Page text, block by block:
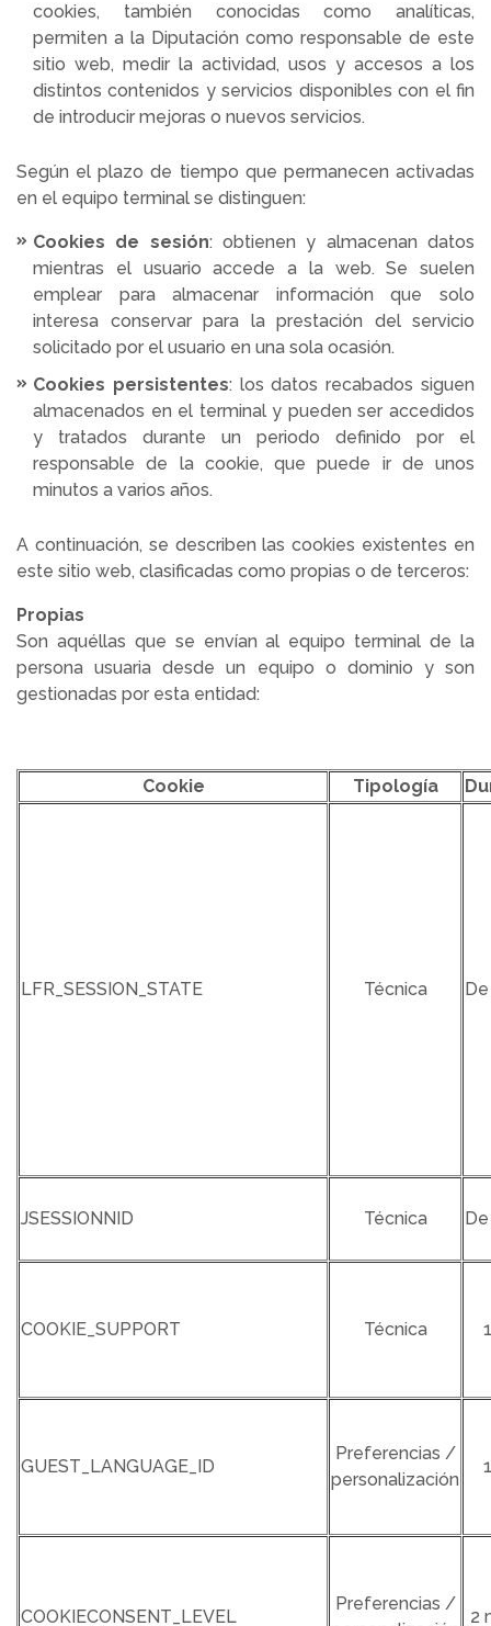
cookies, también conocidas como analíticas,
permiten a la Diputación como responsable de este
sitio web, medir la actividad, usos y accesos a los
distintos contenidos y servicios disponibles con el fin
de introducir mejoras o nuevos servicios.
Según el plazo de tiempo que permanecen activadas
en el equipo terminal se distinguen:
Cookies de sesión: obtienen y almacenan datos
mientras el usuario accede a la web. Se suelen
emplear para almacenar información que solo
interesa conservar para la prestación del servicio
solicitado por el usuario en una sola ocasión.
Cookies persistentes: los datos recabados siguen
almacenados en el terminal y pueden ser accedidos
y tratados durante un periodo definido por el
responsable de la cookie, que puede ir de unos
minutos a varios años.
A continuación, se describen las cookies existentes en
este sitio web, clasificadas como propias o de terceros:
Propias
Son aquéllas que se envían al equipo terminal de la
persona usuaria desde un equipo o dominio y son
gestionadas por esta entidad:
Cookie Tipología
LFR_SESSION_STATE Técnica
JSESSIONNID Técnica
COOKIE_SUPPORT Técnica
GUEST_LANGUAGE_ID
Preferencias /
personalización
COOKIECONSENT_LEVEL
Preferencias /
2